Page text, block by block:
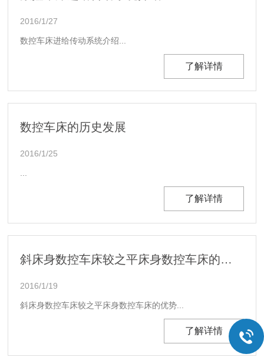
2016/1/27
数控车床进给传动系统介绍...
了解详情
数控车床的历史发展
2016/1/25
了解详情
斜床身数控车床较之平床身数控车床的优势
2016/1/19
斜床身数控车床较之平床身数控车床的优势...
了解详情